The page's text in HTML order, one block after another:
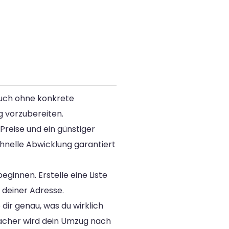
ohne konkrete
vorzubereiten.
und ein günstiger
Abwicklung garantiert
Erstelle eine Liste
Adresse.
genau, was du wirklich
wird dein Umzug nach